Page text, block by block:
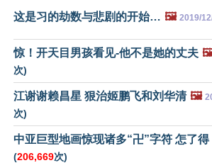
这是习的劫数与悲剧的开始… 🖼️ 2019/
惊！开天目男孩看见-他不是她的丈夫
次)
江谢谢赖昌星 狠治姬鹏飞和刘华清 🖼️
次)
中亚巨型地画惊现诸多“卍”字符 怎了得
(206,669次)